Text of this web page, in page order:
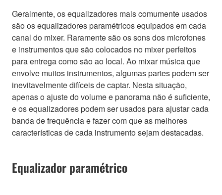
Geralmente, os equalizadores mais comumente usados
são os equalizadores paramétricos equipados em cada
canal do mixer. Raramente são os sons dos microfones
e instrumentos que são colocados no mixer perfeitos
para entrega como são ao local. Ao mixar música que
envolve muitos instrumentos, algumas partes podem ser
inevitavelmente difíceis de captar. Nesta situação,
apenas o ajuste do volume e panorama não é suficiente,
e os equalizadores podem ser usados para ajustar cada
banda de frequência e fazer com que as melhores
características de cada instrumento sejam destacadas.
Equalizador paramétrico